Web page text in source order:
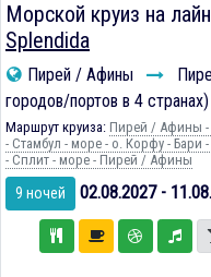
Морской круиз на
Splendida
Пирей / Афины
городов/портов в 4 странах)
Маршрут круиза: Пирей / Афины
- Стамбул - море - о. Корфу - Бари
- Сплит - море - Пирей / Афины
9 ночей 02.08.2027 -